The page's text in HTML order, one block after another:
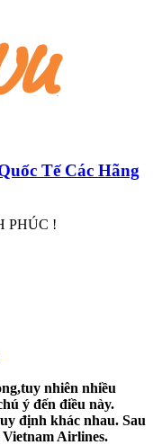
Tế Các Hãng
PHÚC !
nhiên nhiều
ý đến điều này.
định khác nhau. Sau
Airlines.